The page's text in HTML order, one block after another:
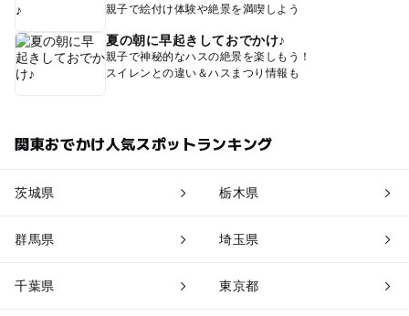
親子で絵付け体験や絶景を満喫しよう
夏の朝に早起きしておでかけ♪
親子で神秘的なハスの絶景を楽しもう！
スイレンとの違い＆ハスまつり情報も
関東おでかけ人気スポットランキング
茨城県 栃木県
群馬県 埼玉県
千葉県 東京都